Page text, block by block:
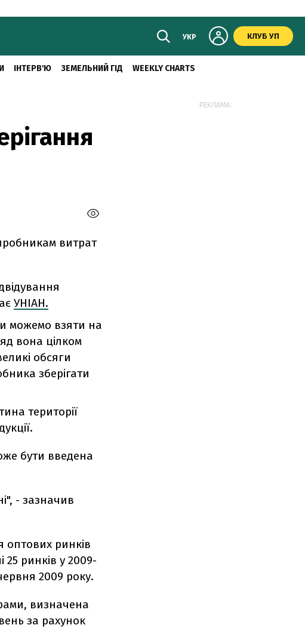
УКР КЛУБ УП
ІНТЕРВ'Ю ЗЕМЕЛЬНИЙ ГІД WEEKLY CHARTS
витрат
УНІАН.
можемо взяти на
вона цілком
обсяги
зберігати
території
бути введена
- зазначив
ринків
25 ринків у 2009-
2009 року.
визначена
за рахунок
РЕКЛАМА: